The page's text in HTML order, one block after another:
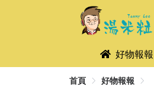
好物報報
首頁 好物報報